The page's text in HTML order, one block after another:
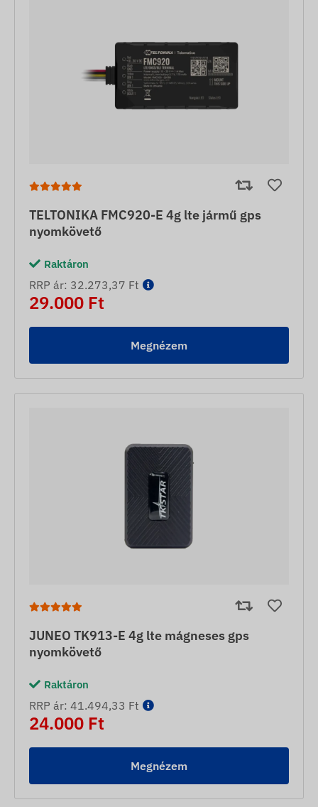
TELTONIKA FMC920-E 4g lte jármű gps
nyomkövető
Raktáron
RRP ár: 32.273,37 Ft
29.000 Ft
Megnézem
JUNEO TK913-E 4g lte mágneses gps
nyomkövető
Raktáron
RRP ár: 41.494,33 Ft
24.000 Ft
Megnézem